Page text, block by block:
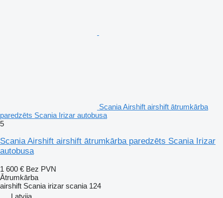
Scania Airshift airshift ātrumkārba
paredzēts Scania Irizar autobusa
5
Scania Airshift airshift ātrumkārba paredzēts Scania Irizar
autobusa
1 600 € Bez PVN
Ātrumkārba
airshift Scania irizar scania 124
Latvija